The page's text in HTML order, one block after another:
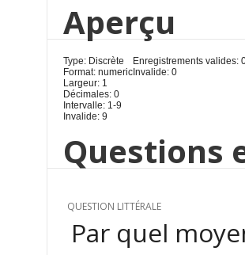
Aperçu
Type: Discrète
Format: numeric
Largeur: 1
Décimales: 0
Intervalle: 1-9
Invalide: 9
Enregistrements valides:
Invalide: 0
Questions
QUESTION LITTÉRALE
Par quel